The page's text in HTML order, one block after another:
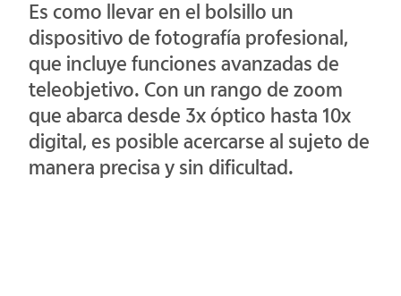
Es como llevar en el bolsillo un
dispositivo de fotografía profesional,
que incluye funciones avanzadas de
teleobjetivo. Con un rango de zoom
que abarca desde 3x óptico hasta 10x
digital, es posible acercarse al sujeto de
manera precisa y sin dificultad.